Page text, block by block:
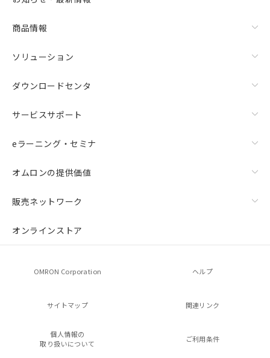
商品情報
ソリューション
ダウンロードセンタ
サービスサポート
eラーニング・セミナ
オムロンの提供価値
販売ネットワーク
オンラインストア
OMRON Corporation ヘルプ
サイトマップ 関連リンク
個人情報の
取り扱いについて
ご利用条件